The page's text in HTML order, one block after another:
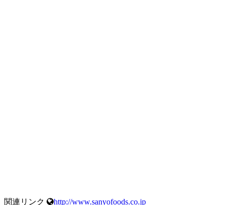
関連リンク http://www.sanyofoods.co.jp